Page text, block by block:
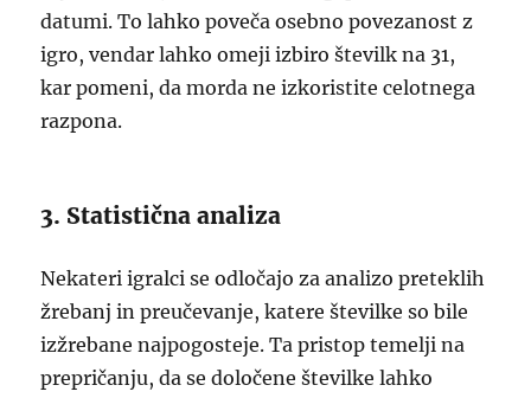
datumi. To lahko poveča osebno povezanost z
igro, vendar lahko omeji izbiro številk na 31,
kar pomeni, da morda ne izkoristite celotnega
razpona.
3. Statistična analiza
Nekateri igralci se odločajo za analizo preteklih
žrebanj in preučevanje, katere številke so bile
izžrebane najpogosteje. Ta pristop temelji na
prepričanju, da se določene številke lahko